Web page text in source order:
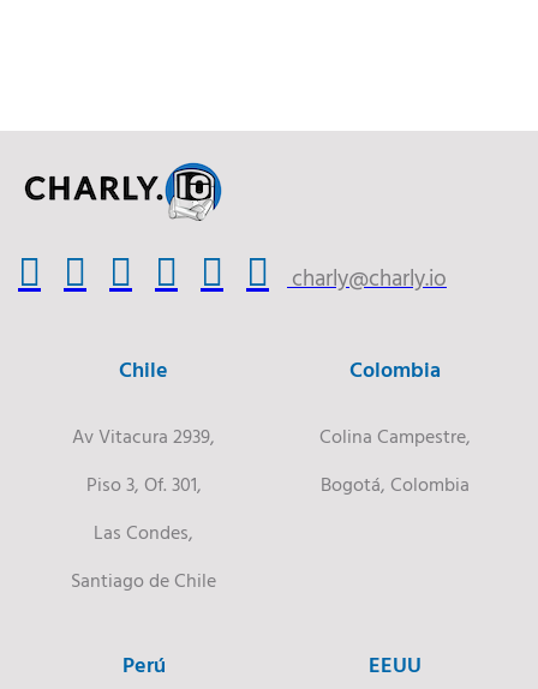
charly@charly.io
Chile
Av Vitacura 2939,
Piso 3, Of. 301,
Las Condes,
Santiago de Chile
Colombia
Colina Campestre,
Bogotá, Colombia
Perú EEUU